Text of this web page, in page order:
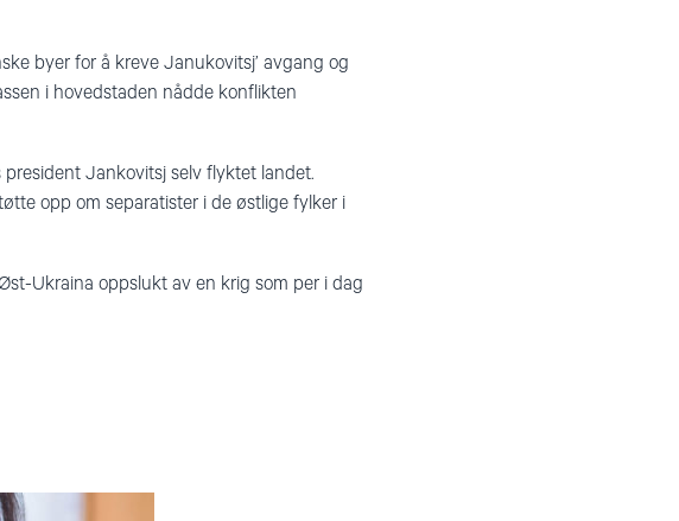
byer for å kreve Janukovitsj’ avgang og
i hovedstaden nådde konflikten
Jankovitsj selv flyktet landet.
opp om separatister i de østlige fylker i
Ukraina oppslukt av en krig som per i dag